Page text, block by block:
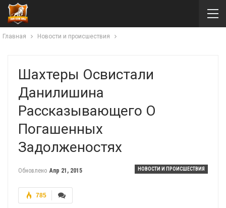
Главная Новости и происшествия
Шахтеры Освистали
Данилишина
Рассказывающего О
Погашенных
Задолженостях
НОВОСТИ И ПРОИСШЕСТВИЯ
Обновлено Апр 21, 2015
785